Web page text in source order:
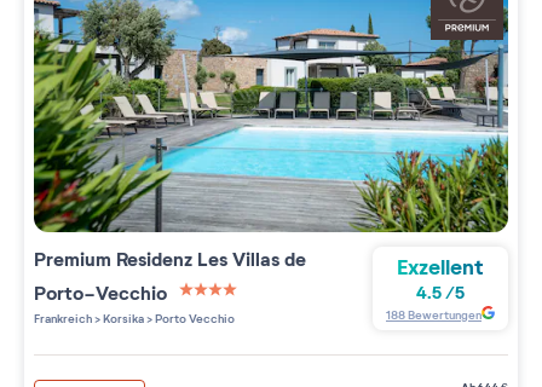
Premium Residenz Les Villas de
Porto-Vecchio
4 étoiles sur 5
Frankreich>Korsika>Porto Vecchio
Exzellent
4.5/5
188Bewertungen